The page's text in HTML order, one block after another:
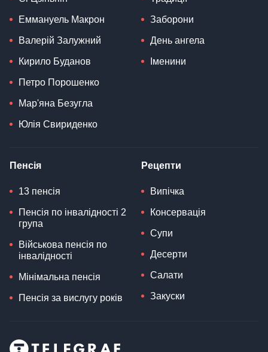
Еммануель Макрон
Валерій Залужний
Кирило Буданов
Петро Порошенко
Мар'яна Безугла
Юлія Свириденко
Заборони
День ангела
Іменини
Пенсія
13 пенсія
Пенсія по інвалідності 2
група
Військова пенсія по
інвалідності
Мінімальна пенсія
Пенсія за вислугу років
Рецепти
Випічка
Консервація
Супи
Десерти
Салати
Закуски